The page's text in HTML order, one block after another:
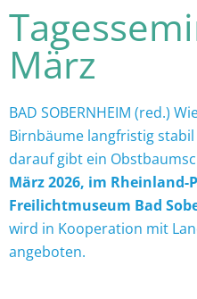
März
BAD SOBERNHEIM (red.)
Birnbäume langfristig
darauf gibt ein
März 2026, im Rheinland-
Freilichtmuseum Bad
wird in Kooperation mit
angeboten.